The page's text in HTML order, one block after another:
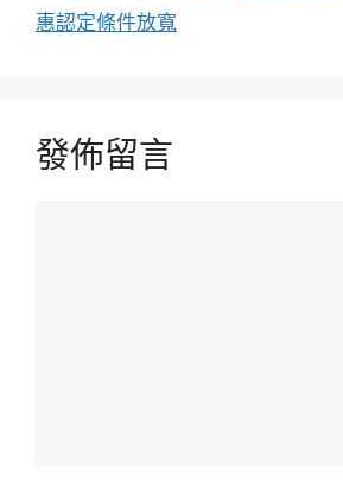
惠認定條件放寬
發佈留言